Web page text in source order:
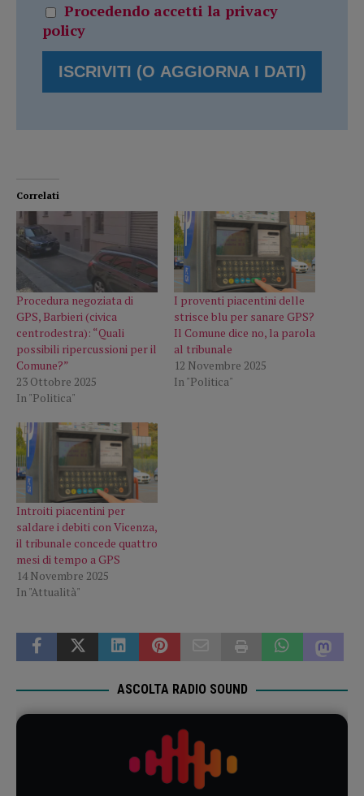
Procedendo accetti la privacy
policy
Correlati
Procedura negoziata di
GPS, Barbieri (civica
centrodestra): “Quali
possibili ripercussioni per il
Comune?”
23 Ottobre 2025
In "Politica"
I proventi piacentini delle
strisce blu per sanare GPS?
Il Comune dice no, la parola
al tribunale
12 Novembre 2025
In "Politica"
Introiti piacentini per
saldare i debiti con Vicenza,
il tribunale concede quattro
mesi di tempo a GPS
14 Novembre 2025
In "Attualità"
ASCOLTA RADIO SOUND